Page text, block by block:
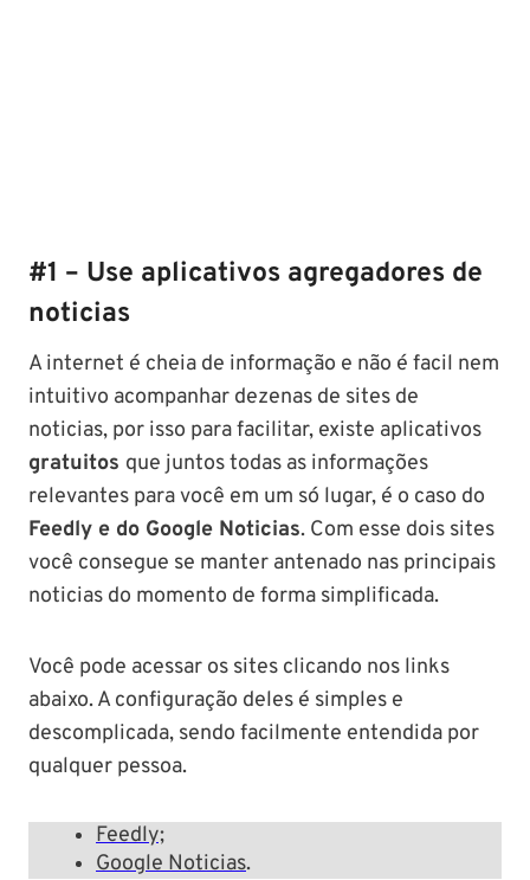
#1 – Use aplicativos agregadores de
noticias
A internet é cheia de informação e não é facil nem
intuitivo acompanhar dezenas de sites de
noticias, por isso para facilitar, existe aplicativos
gratuitos que juntos todas as informações
relevantes para você em um só lugar, é o caso do
Feedly e do Google Noticias. Com esse dois sites
você consegue se manter antenado nas principais
noticias do momento de forma simplificada.
Você pode acessar os sites clicando nos links
abaixo. A configuração deles é simples e
descomplicada, sendo facilmente entendida por
qualquer pessoa.
Feedly;
Google Noticias.